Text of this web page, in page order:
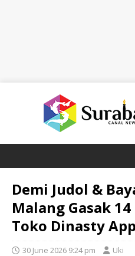
Demi Judol &
Malang Gasak
Toko Dinasty
30 June 2026 9:24 pm Uki